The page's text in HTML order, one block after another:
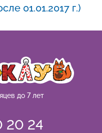
01.01.2017 г.)
до 7 лет
20 24